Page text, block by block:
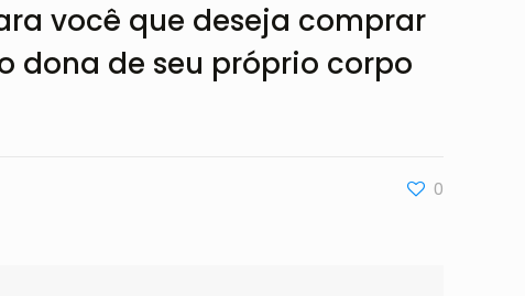
você que deseja comprar
dona de seu próprio corpo
0